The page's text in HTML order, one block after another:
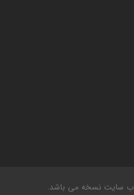
سایت نسخه می باشد.